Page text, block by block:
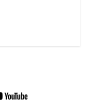
youtube-